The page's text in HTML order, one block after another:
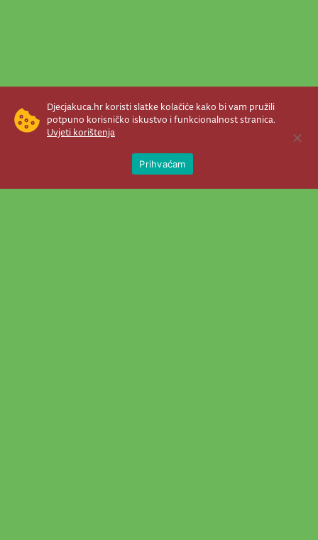
Djecjakuca.hr koristi slatke kolačiće kako bi vam pružili
potpuno korisničko iskustvo i funkcionalnost stranica.
Uvjeti korištenja
Prihvaćam